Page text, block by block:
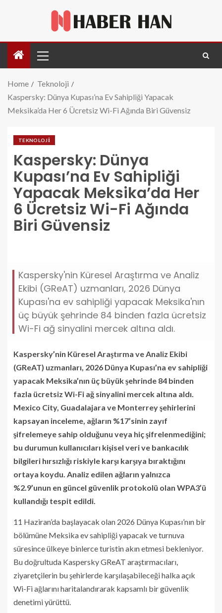
Home
Teknoloji
Kaspersky: Dünya Kupası’na Ev Sahipliği Yapacak
Meksika’da Her 6 Ücretsiz Wi-Fi Ağında Biri Güvensiz
TEKNOLOJI
Kaspersky: Dünya
Kupası’na Ev Sahipliği
Yapacak Meksika’da Her
6 Ücretsiz Wi-Fi Ağında
Biri Güvensiz
kaspersky-dunya-kupasina-ev-sahipligi-yapacak-
meksikada-her-6-ucretsiz-wi-fi-aginda-biri-
Kaspersky'nin Küresel Araştırma ve Analiz
Ekibi (GReAT) uzmanları, 2026 Dünya
Kupası'na ev sahipliği yapacak Meksika'nın
üç büyük şehrinde 84 binden fazla ücretsiz
Wi-Fi ağ sinyalini mercek altına aldı.
Kaspersky’nin Küresel Araştırma ve Analiz Ekibi
(GReAT) uzmanları, 2026 Dünya Kupası’na ev sahipliği
yapacak Meksika’nın üç büyük şehrinde 84 binden
fazla ücretsiz Wi-Fi ağ sinyalini mercek altına aldı.
Mexico City, Guadalajara ve Monterrey şehirlerini
kapsayan inceleme, ağların %17’sinin zayıf
şifrelemeye sahip olduğunu veya hiç şifrelenmediğini;
bu durumun kullanıcıları kişisel veri ve bankacılık
bilgileri hırsızlığı riskiyle karşı karşıya bıraktığını
ortaya koydu. Analiz edilen ağların yalnızca
%2.9’unun en güncel güvenlik protokolü olan WPA3’ü
kullandığı tespit edildi.
11 Haziran’da başlayacak olan 2026 Dünya Kupası’nın bir
bölümüne Meksika ev sahipliği yapacak ve turnuva
süresince ülkeye binlerce turistin akın etmesi bekleniyor.
Bu doğrultuda Kaspersky GReAT araştırmacıları,
ziyaretçilerin bu şehirlerde karşılaşabileceği halka açık
Wi-Fi ağlarını haritalandırarak kapsamlı bir güvenlik
denetimi yürüttü.